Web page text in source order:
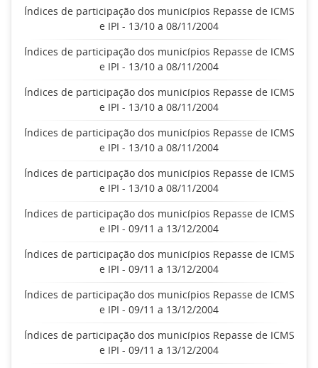
Índices de participação dos municípios Repasse de ICMS
e IPI - 13/10 a 08/11/2004
Índices de participação dos municípios Repasse de ICMS
e IPI - 13/10 a 08/11/2004
Índices de participação dos municípios Repasse de ICMS
e IPI - 13/10 a 08/11/2004
Índices de participação dos municípios Repasse de ICMS
e IPI - 13/10 a 08/11/2004
Índices de participação dos municípios Repasse de ICMS
e IPI - 13/10 a 08/11/2004
Índices de participação dos municípios Repasse de ICMS
e IPI - 09/11 a 13/12/2004
Índices de participação dos municípios Repasse de ICMS
e IPI - 09/11 a 13/12/2004
Índices de participação dos municípios Repasse de ICMS
e IPI - 09/11 a 13/12/2004
Índices de participação dos municípios Repasse de ICMS
e IPI - 09/11 a 13/12/2004